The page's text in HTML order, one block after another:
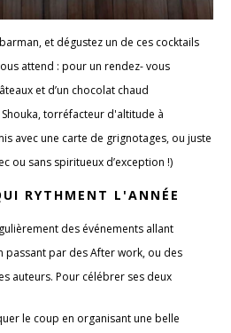
et dégustez un de ces cocktails
attend : pour un rendez- vous
et d’un chocolat chaud
torréfacteur d'altitude à
avec une carte de grignotages, ou juste
ou sans spiritueux d’exception !)
RYTHMENT L'ANNÉE
des événements allant
passant par des After work, ou des
auteurs. Pour célébrer ses deux
le coup en organisant une belle